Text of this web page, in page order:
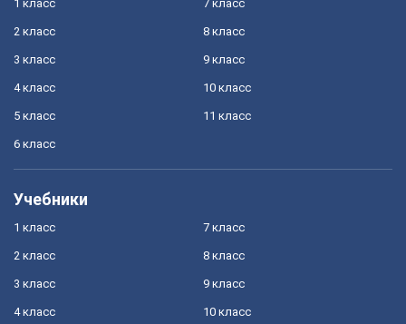
1 класс
2 класс
3 класс
4 класс
5 класс
6 класс
7 класс
8 класс
9 класс
10 класс
11 класс
Учебники
1 класс
2 класс
3 класс
4 класс
7 класс
8 класс
9 класс
10 класс